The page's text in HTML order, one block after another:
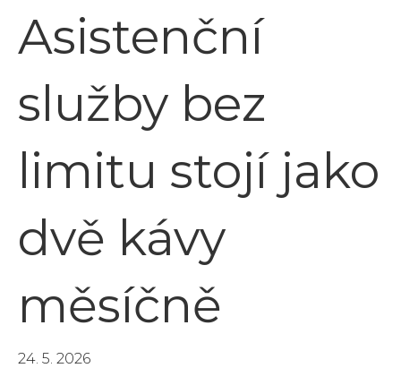
Asistenční
služby bez
limitu stojí jako
dvě kávy
měsíčně
24. 5. 2026